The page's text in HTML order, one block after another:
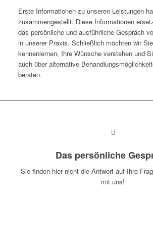
Erste Informationen zu unseren Leistungen
zusammengestellt. Diese Informationen
das persönliche und ausführliche Gespräch
in unserer Praxis. Schließlich möchten wir
kennenlernen, Ihre Wünsche verstehen und
auch über alternative
beraten.
Das persönliche
Sie finden hier nicht die Antwort auf Ihre
mit uns!